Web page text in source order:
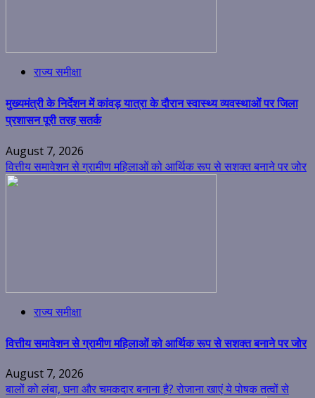
राज्य समीक्षा
मुख्यमंत्री के निर्देशन में कांवड़ यात्रा के दौरान स्वास्थ्य व्यवस्थाओं पर जिला
प्रशासन पूरी तरह सतर्क
August 7, 2026
वित्तीय समावेशन से ग्रामीण महिलाओं को आर्थिक रूप से सशक्त बनाने पर जोर
राज्य समीक्षा
वित्तीय समावेशन से ग्रामीण महिलाओं को आर्थिक रूप से सशक्त बनाने पर जोर
August 7, 2026
बालों को लंबा, घना और चमकदार बनाना है? रोजाना खाएं ये पोषक तत्वों से